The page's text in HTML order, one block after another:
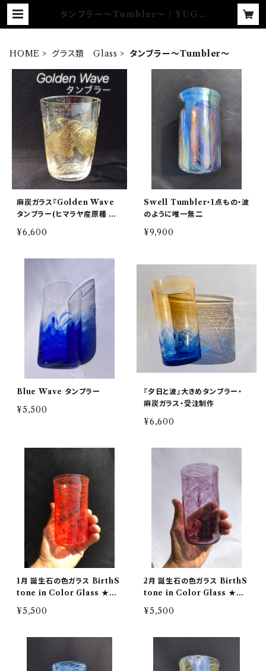
タンブラー〜Tumbler〜 | YUGE
HOME グラス類 Glass タンブラー〜Tumbler〜
麻炭ガラス『Golden Wave
タンブラー(ヒマラヤ産原種 麻
炭使用)』
¥6,600
Swell Tumbler・1点もの・波
のように唯一無二
¥9,900
Blue Wave タンブラー
¥5,500
『夕日と波』大きめタンブラー・
麻炭ガラス・受注制作
¥6,600
1月 誕生石の色ガラス BirthS
tone in Color Glass ★受
注制作★桐箱入り
¥5,500
2月 誕生石の色ガラス BirthS
tone in Color Glass ★受
注制作★桐箱入り
¥5,500